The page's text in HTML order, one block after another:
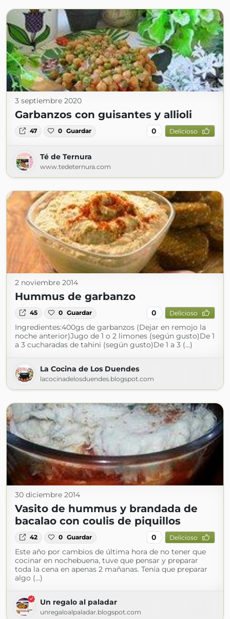
3 septiembre 2020
Garbanzos con guisantes y allioli
47 0 Guardar 0 Delicioso
Té de Ternura
www.tedeternura.com
2 noviembre 2014
Hummus de garbanzo
45 0 Guardar 0 Delicioso
Ingredientes:400gs de garbanzos (Dejar en remojo la
noche anterior)Jugo de 1 o 2 limones (según gusto)De 1
a 3 cucharadas de tahini (según gusto)De 1 a 3 (...)
La Cocina de Los Duendes
lacocinadelosduendes.blogspot.com
30 diciembre 2014
Vasito de hummus y brandada de
bacalao con coulis de piquillos
42 0 Guardar 0 Delicioso
Este año por cambios de última hora de no tener que
cocinar en nochebuena, tuve que pensar y preparar
toda la cena en apenas 2 mañanas. Tenía que preparar
algo (...)
Un regalo al paladar
unregaloalpaladar.blogspot.com